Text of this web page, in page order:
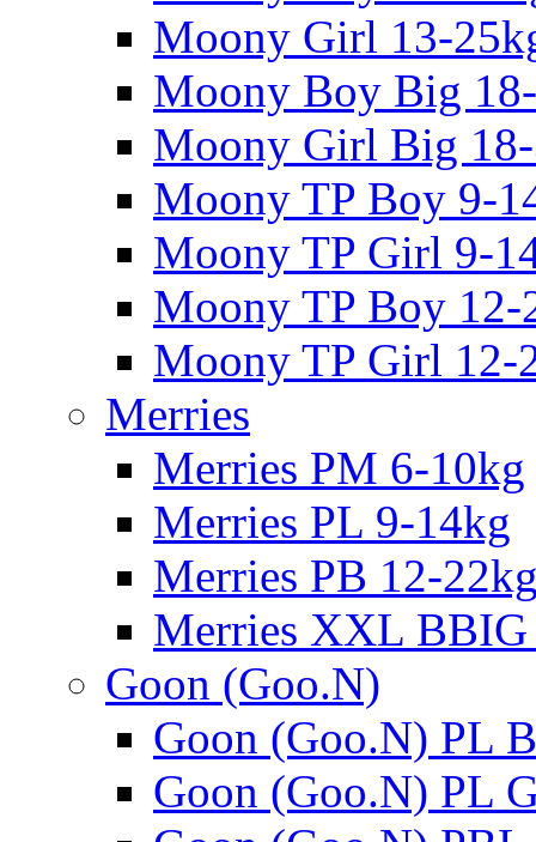
Moony Girl 13-
Moony Boy Big
Moony Girl Big
Moony TP Boy 9-
Moony TP Girl 9-
Moony TP Boy 12-
Moony TP Girl 12-
Merries
Merries PM 6-10kg
Merries PL 9-14kg
Merries PB 12-
Merries XXL
Goon (Goo.N)
Goon (Goo.N) PL
Goon (Goo.N) PL